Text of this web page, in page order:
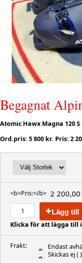
Begagnat
Atomic Hawx Magna 120 S
Ord.pris: 5 800 kr. Pris: 2
<b>Pris:</b> 2 200,00
Lägg till
Klicka för att lägga till
Frakt: Endast
Skickas ej( )